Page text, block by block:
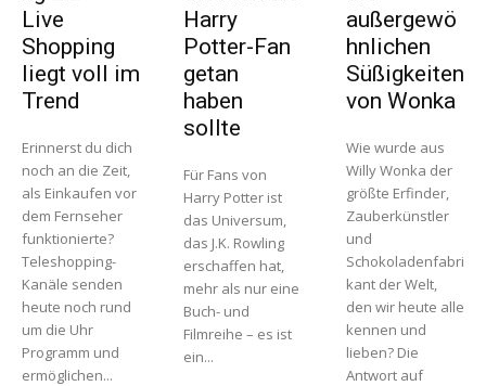
Live
Shopping
liegt voll im
Trend
Erinnerst du dich
noch an die Zeit,
als Einkaufen vor
dem Fernseher
funktionierte?
Teleshopping-
Kanäle senden
heute noch rund
um die Uhr
Programm und
ermöglichen...
Harry
Potter-Fan
getan
haben
sollte
Für Fans von
Harry Potter ist
das Universum,
das J.K. Rowling
erschaffen hat,
mehr als nur eine
Buch- und
Filmreihe – es ist
ein...
außergewö
hnlichen
Süßigkeiten
von Wonka
Wie wurde aus
Willy Wonka der
größte Erfinder,
Zauberkünstler
und
Schokoladenfabri
kant der Welt,
den wir heute alle
kennen und
lieben? Die
Antwort auf